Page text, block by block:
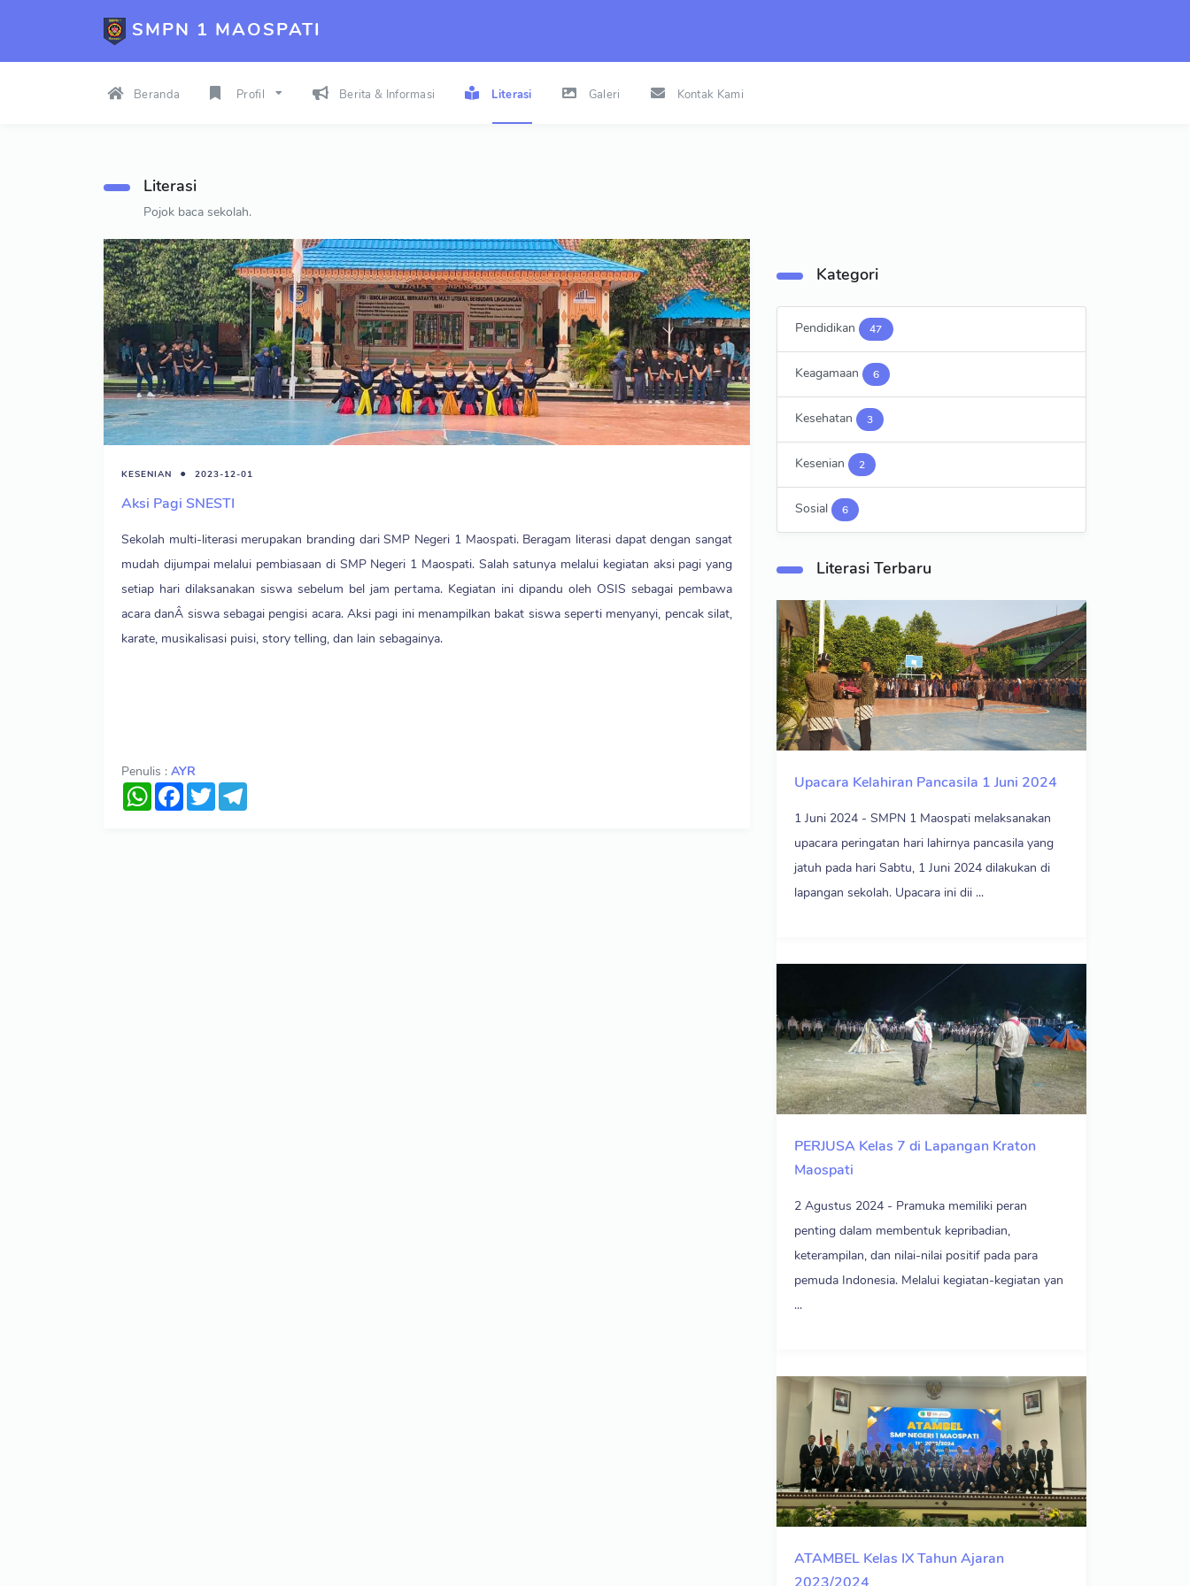
SMPN 1 MAOSPATI
Beranda Profil Berita & Informasi Literasi Galeri Kontak Kami
Literasi
Pojok baca sekolah.
KESENIAN 2023-12-01
Aksi Pagi SNESTI
Sekolah multi-literasi merupakan branding dari SMP Negeri 1 Maospati. Beragam literasi dapat dengan sangat
mudah dijumpai melalui pembiasaan di SMP Negeri 1 Maospati. Salah satunya melalui kegiatan aksi pagi yang
setiap hari dilaksanakan siswa sebelum bel jam pertama. Kegiatan ini dipandu oleh OSIS sebagai pembawa
acara danÂ siswa sebagai pengisi acara. Aksi pagi ini menampilkan bakat siswa seperti menyanyi, pencak silat,
karate, musikalisasi puisi, story telling, dan lain sebagainya.
Penulis : AYR
WhatsAppFacebook
Twitter
Kategori
Pendidikan 47
Keagamaan 6
Kesehatan 3
Kesenian 2
Sosial 6
Literasi Terbaru
Upacara Kelahiran Pancasila 1 Juni 2024
1 Juni 2024 - SMPN 1 Maospati melaksanakan
upacara peringatan hari lahirnya pancasila yang
jatuh pada hari Sabtu, 1 Juni 2024 dilakukan di
lapangan sekolah. Upacara ini dii ...
PERJUSA Kelas 7 di Lapangan Kraton
Maospati
2 Agustus 2024 - Pramuka memiliki peran
penting dalam membentuk kepribadian,
keterampilan, dan nilai-nilai positif pada para
pemuda Indonesia. Melalui kegiatan-kegiatan yan
...
ATAMBEL Kelas IX Tahun Ajaran